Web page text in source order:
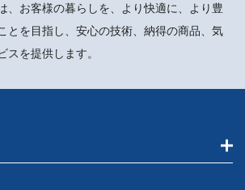
、お客様の暮らしを、より快適に、より豊
とを目指し、安心の技術、納得の商品、気
スを提供します。